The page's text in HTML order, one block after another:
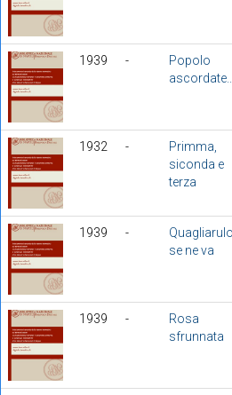
1939 -
Popolo
ascordate...
1932 -
Primma,
siconda e
terza
1939 -
Quagliarulo
se ne va
1939 -
Rosa
sfrunnata